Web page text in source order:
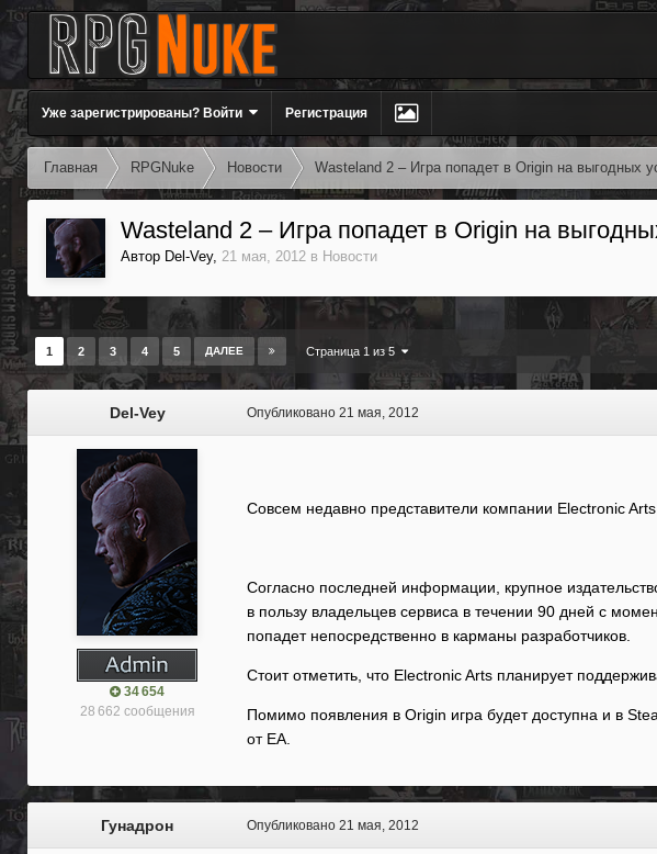
Уже зарегистрированы? Войти Регистрация
Главная RPGNuke Новости Wasteland 2 – Игра попадет в Origin на выгодных
Wasteland 2 – Игра попадет в Origin на
Автор Del-Vey, 21 мая, 2012 в Новости
1 2 3 4 5 ДАЛЕЕ Страница 1 из 5
Del-Vey
34 654
28 662 сообщения
Опубликовано 21 мая, 2012
Совсем недавно представители компании Electronic
Согласно последней информации, крупное
в пользу владельцев сервиса в течении 90 дней с
попадет непосредственно в карманы разработчиков.
Стоит отметить, что Electronic Arts планирует
Помимо появления в Origin игра будет доступна и в
от EA.
Гунадрон Опубликовано 21 мая, 2012